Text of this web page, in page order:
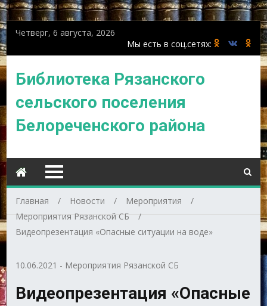
Четверг, 6 августа, 2026
Библиотека Рязанского
сельского поселения
Белореченского района
Главная Новости
Мероприятия
Мероприятия Рязанской СБ
Видеопрезентация «Опасные ситуации на воде»
10.06.2021 - Мероприятия Рязанской СБ
Видеопрезентация «Опасные